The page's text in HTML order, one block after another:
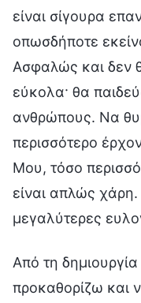
είναι σίγουρα
οπωσδήποτε
Ασφαλώς και δεν
εύκολα· θα
ανθρώπους. Να
περισσότερο
Μου, τόσο
είναι απλώς
μεγαλύτερες
Από τη
προκαθορίζω και